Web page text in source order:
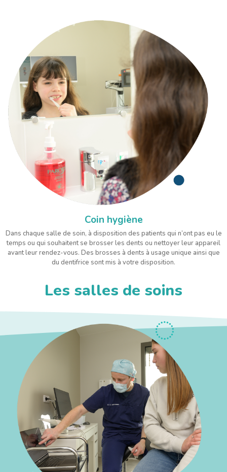
Coin hygiène
Dans chaque salle de soin, à disposition des patients qui n’ont pas eu le
temps ou qui souhaitent se brosser les dents ou nettoyer leur appareil
avant leur rendez-vous. Des brosses à dents à usage unique ainsi que
du dentifrice sont mis à votre disposition.
Les salles de soins